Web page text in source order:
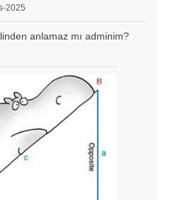
2025
anlamaz mı adminim?